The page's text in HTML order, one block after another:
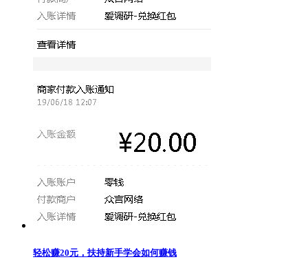
轻松赚20元，扶持新手学会如何赚钱